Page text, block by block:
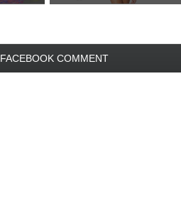
FACEBOOK COMMENT